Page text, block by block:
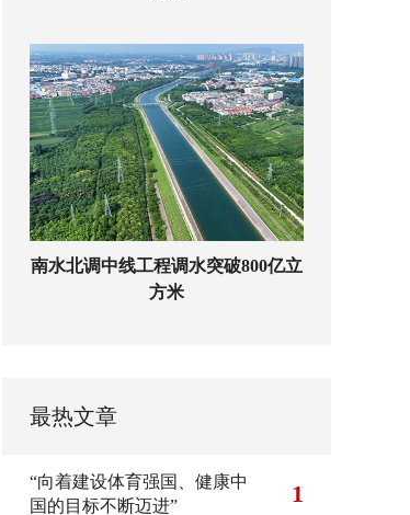
南水北调中线工程调水突破800亿立
方米
最热文章
“向着建设体育强国、健康中
国的目标不断迈进”
1